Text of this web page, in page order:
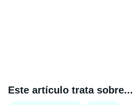
Este artículo trata sobre...